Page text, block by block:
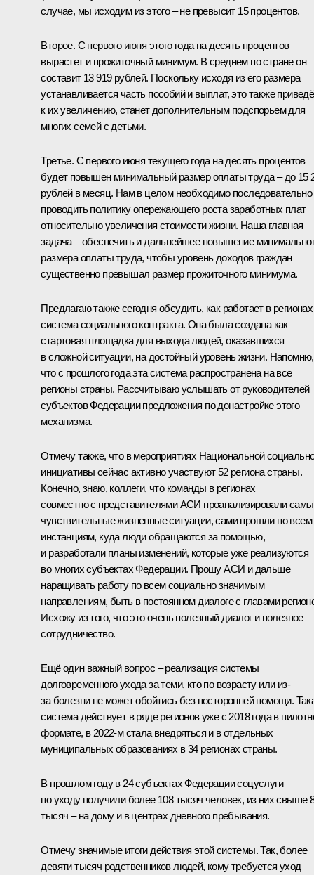
случае, мы исходим из этого – не превысит 15 процентов.
Второе. С первого июня этого года на десять процентов
вырастет и прожиточный минимум. В среднем по стране он
составит 13 919 рублей. Поскольку исходя из его размера
устанавливается часть пособий и выплат, это также
к их увеличению, станет дополнительным подспорьем для
многих семей с детьми.
Третье. С первого июня текущего года на десять процентов
будет повышен минимальный размер оплаты труда – до 15
рублей в месяц. Нам в целом необходимо последовательно
проводить политику опережающего роста заработных плат
относительно увеличения стоимости жизни. Наша главная
задача – обеспечить и дальнейшее повышение
размера оплаты труда, чтобы уровень доходов граждан
существенно превышал размер прожиточного минимума.
Предлагаю также сегодня обсудить, как работает в регионах
система социального контракта. Она была создана как
стартовая площадка для выхода людей, оказавшихся
в сложной ситуации, на достойный уровень жизни. Напомню,
что с прошлого года эта система распространена на все
регионы страны. Рассчитываю услышать от руководителей
субъектов Федерации предложения по донастройке этого
механизма.
Отмечу также, что в мероприятиях Национальной
инициативы сейчас активно участвуют 52 региона страны.
Конечно, знаю, коллеги, что команды в регионах
совместно с представителями АСИ проанализировали
чувствительные жизненные ситуации, сами прошли по всем
инстанциям, куда люди обращаются за помощью,
и разработали планы изменений, которые уже реализуются
во многих субъектах Федерации. Прошу АСИ и дальше
наращивать работу по всем социально значимым
направлениям, быть в постоянном диалоге с главами
Исхожу из того, что это очень полезный диалог и полезное
сотрудничество.
Ещё один важный вопрос – реализация системы
долговременного ухода за теми, кто по возрасту или из-
за болезни не может обойтись без посторонней помощи.
система действует в ряде регионов уже с 2018 года в
формате, в 2022-м стала внедряться и в отдельных
муниципальных образованиях в 34 регионах страны.
В прошлом году в 24 субъектах Федерации соцуслуги
по уходу получили более 108 тысяч человек, из них свыше
тысяч – на дому и в центрах дневного пребывания.
Отмечу значимые итоги действия этой системы. Так, более
девяти тысяч родственников людей, кому требуется уход